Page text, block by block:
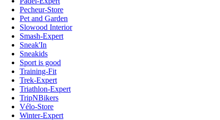
Pecheur-Store
Pet and Garden
Slowood Interior
Smash-Expert
Sneak'In
Sneakids
Sport is good
Training-Fit
Trek-Expert
Triathlon-Expert
TripNBikers
Vélo-Store
Winter-Expert